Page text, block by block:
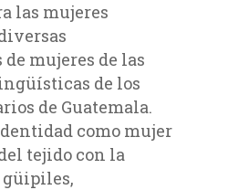
las mujeres
mujeres de las
de los
de Guatemala.
como mujer
tejido con la